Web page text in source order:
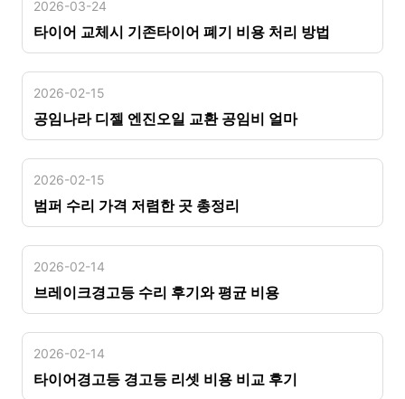
2026-03-24
타이어 교체시 기존타이어 폐기 비용 처리 방법
2026-02-15
공임나라 디젤 엔진오일 교환 공임비 얼마
2026-02-15
범퍼 수리 가격 저렴한 곳 총정리
2026-02-14
브레이크경고등 수리 후기와 평균 비용
2026-02-14
타이어경고등 경고등 리셋 비용 비교 후기